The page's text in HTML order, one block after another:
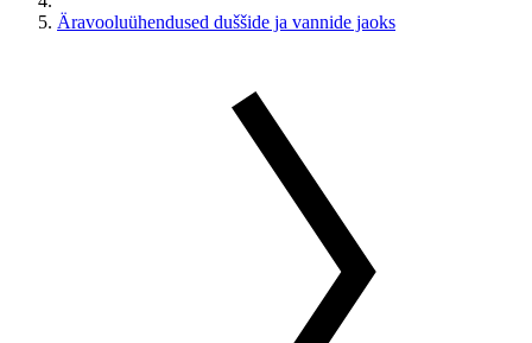
Äravooluühendused duššide ja vannide jaoks